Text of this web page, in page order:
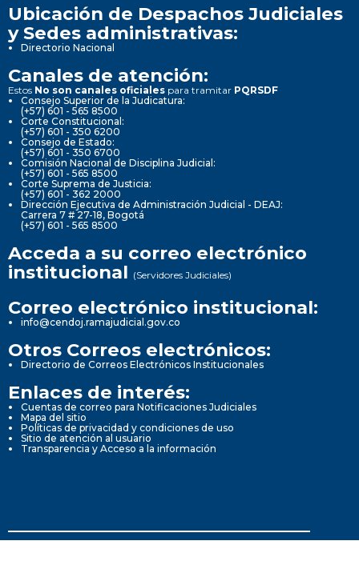
Ubicación de Despachos Judiciales
y Sedes administrativas:
Directorio Nacional
Canales de atención:
Estos No son canales oficiales para tramitar PQRSDF
Consejo Superior de la Judicatura:
(+57) 601 - 565 8500
Corte Constitucional:
(+57) 601 - 350 6200
Consejo de Estado:
(+57) 601 - 350 6700
Comisión Nacional de Disciplina Judicial:
(+57) 601 - 565 8500
Corte Suprema de Justicia:
(+57) 601 - 362 2000
Dirección Ejecutiva de Administración Judicial - DEAJ:
Carrera 7 # 27-18, Bogotá
(+57) 601 - 565 8500
Acceda a su correo electrónico
institucional (Servidores Judiciales)
Correo electrónico institucional:
info@cendoj.ramajudicial.gov.co
Otros Correos electrónicos:
Directorio de Correos Electrónicos Institucionales
Enlaces de interés:
Cuentas de correo para Notificaciones Judiciales
Mapa del sitio
Políticas de privacidad y condiciones de uso
Sitio de atención al usuario
Transparencia y Acceso a la información